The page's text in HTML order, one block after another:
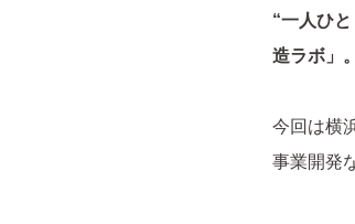
“一人ひ
造ラボ」
今回は横
事業開発